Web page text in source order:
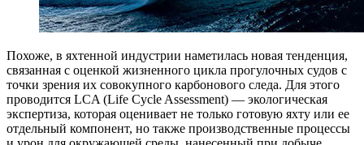
Похоже, в яхтенной индустрии наметилась новая тенденция,
связанная с оценкой жизненного цикла прогулочных судов с
точки зрения их совокупного карбонового следа. Для этого
проводится LCA (Life Cycle Assessment) — экологическая
экспертиза, которая оценивает не только готовую яхту или ее
отдельный компонент, но также производственные процессы